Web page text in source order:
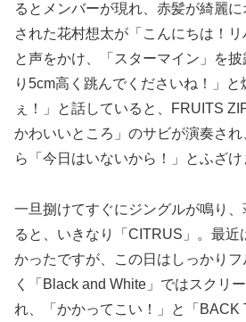
るとメンバーが現れ、赤髪が綺麗
された花村想太が「こんにちは！リ
と声をかけ、「スターマイン」を
り5cm高く跳んでくださいね！」
ぇ！」と話していると、FRUITS
かわいいところ」のサビが演奏さ
ら「今日はいないから！」とふざけ
一旦捌けてすぐにジングルが鳴り
ると、いきなり「CITRUS」。最近
かったですが、この日はしっかり
く「Black and White」ではスクリ
れ、「かかってこい！」と「BACK